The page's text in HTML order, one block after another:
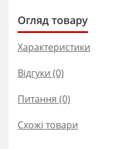
Огляд товару
Характеристики
Відгуки (0)
Питання (0)
Схожі товари